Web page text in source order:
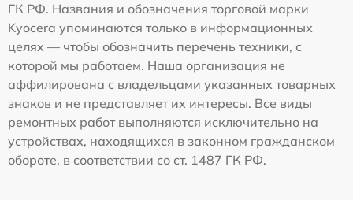
ГК РФ. Названия и обозначения торговой марки
Kyocera упоминаются только в информационных
целях — чтобы обозначить перечень техники, с
которой мы работаем. Наша организация не
аффилирована с владельцами указанных товарных
знаков и не представляет их интересы. Все виды
ремонтных работ выполняются исключительно на
устройствах, находящихся в законном гражданском
обороте, в соответствии со ст. 1487 ГК РФ.